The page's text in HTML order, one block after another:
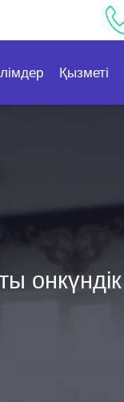
Қызметі
онкүндік